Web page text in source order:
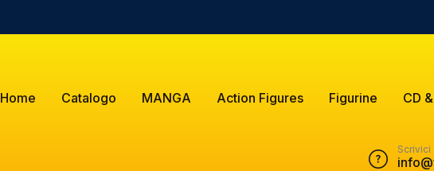
Home Catalogo MANGA Action Figures Figurine CD
Scrivici